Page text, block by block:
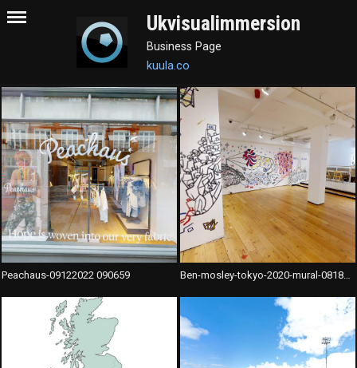
Ukvisualimmersion
Business Page
kuula.co
Peachaus-09122022 090659 Ben-mosley-tokyo-2020-mural-08182021 121608